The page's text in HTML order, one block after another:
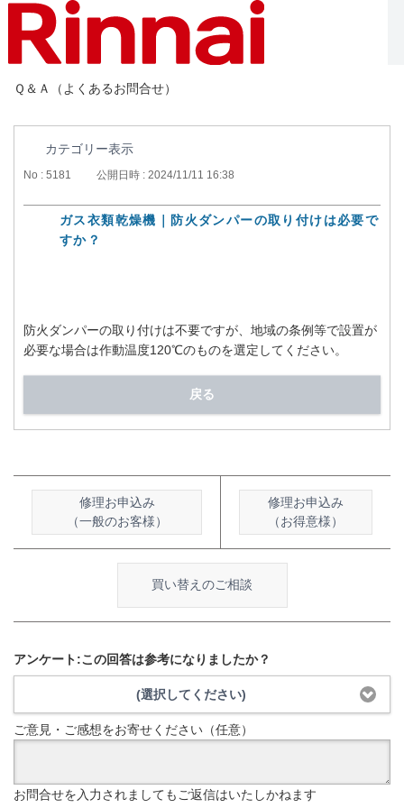
Ｑ＆Ａ（よくあるお問合せ）
カテゴリー表示
No : 5181 公開日時 : 2024/11/11 16:38
ガス衣類乾燥機｜防火ダンパーの取り付けは必要で
すか？
防火ダンパーの取り付けは不要ですが、地域の条例等で設置が
必要な場合は作動温度120℃のものを選定してください。
戻る
修理お申込み
（一般のお客様）
修理お申込み
（お得意様）
買い替えのご相談
アンケート:この回答は参考になりましたか？
(選択してください)
ご意見・ご感想をお寄せください（任意）
お問合せを入力されましてもご返信はいたしかねます